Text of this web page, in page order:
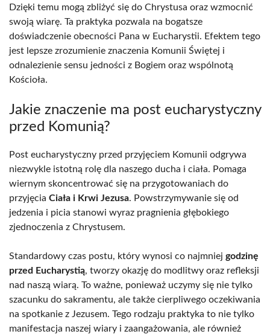
Dzięki temu mogą zbliżyć się do Chrystusa oraz wzmocnić
swoją wiarę. Ta praktyka pozwala na bogatsze
doświadczenie obecności Pana w Eucharystii. Efektem tego
jest lepsze zrozumienie znaczenia Komunii Świętej i
odnalezienie sensu jedności z Bogiem oraz wspólnotą
Kościoła.
Jakie znaczenie ma post eucharystyczny
przed Komunią?
Post eucharystyczny przed przyjęciem Komunii odgrywa
niezwykle istotną rolę dla naszego ducha i ciała. Pomaga
wiernym skoncentrować się na przygotowaniach do
przyjęcia Ciała i Krwi Jezusa. Powstrzymywanie się od
jedzenia i picia stanowi wyraz pragnienia głębokiego
zjednoczenia z Chrystusem.
Standardowy czas postu, który wynosi co najmniej godzinę
przed Eucharystią, tworzy okazję do modlitwy oraz refleksji
nad naszą wiarą. To ważne, ponieważ uczymy się nie tylko
szacunku do sakramentu, ale także cierpliwego oczekiwania
na spotkanie z Jezusem. Tego rodzaju praktyka to nie tylko
manifestacja naszej wiary i zaangażowania, ale również